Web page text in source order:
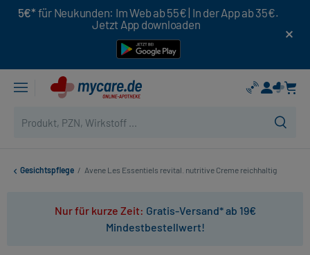
5€* für Neukunden: Im Web ab 55€ | In der App ab 35€.
Jetzt App downloaden
Gesichtspflege / Avene Les Essentiels revital. nutritive Creme reichhaltig
Nur für kurze Zeit: Gratis-Versand* ab 19€
Mindestbestellwert!